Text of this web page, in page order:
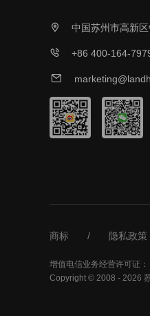
 中国苏州市高新
 +86 400-164-

商标 / 隐私政策
增值电信业务经营许可证：
Copyright © 2008 - 2026